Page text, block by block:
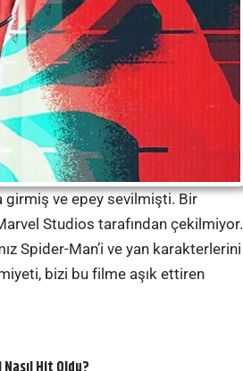
girmiş ve epey sevilmişti. Bir
Studios tarafından çekilmiyor.
Spider-Man’i ve yan karakterlerini
bizi bu filme aşık ettiren